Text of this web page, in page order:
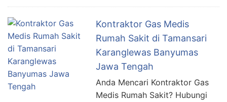
Kontraktor Gas Medis
Rumah Sakit di Tamansari
Karanglewas Banyumas
Jawa Tengah
Anda Mencari Kontraktor Gas
Medis Rumah Sakit? Hubungi